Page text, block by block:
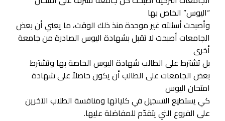
“اليوس” الخاص بها
وأصبحت أسئلته غير موحدة منذ ذلك الوقت، ما يعني أن بعض
الجامعات أصبحت لا تقبل بشهادة اليوس الصادرة من جامعة
أخرى
بل تشترط على الطالب شهادة اليوس الخاصة بها وتشترط
بعض الجامعات على الطالب أن يكون حاصلاً على شهادة
امتحان اليوس
كي يستطيع التسجيل في كلياتها ومنافسة الطلاب الآخرين
على الفروع التي يتقدّم للمفاضلة عليها.